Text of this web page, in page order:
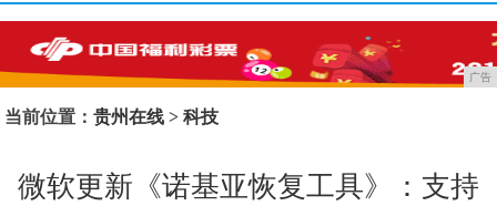
广告
当前位置：贵州在线 >科技
微软更新《诺基亚恢复工具》：支持